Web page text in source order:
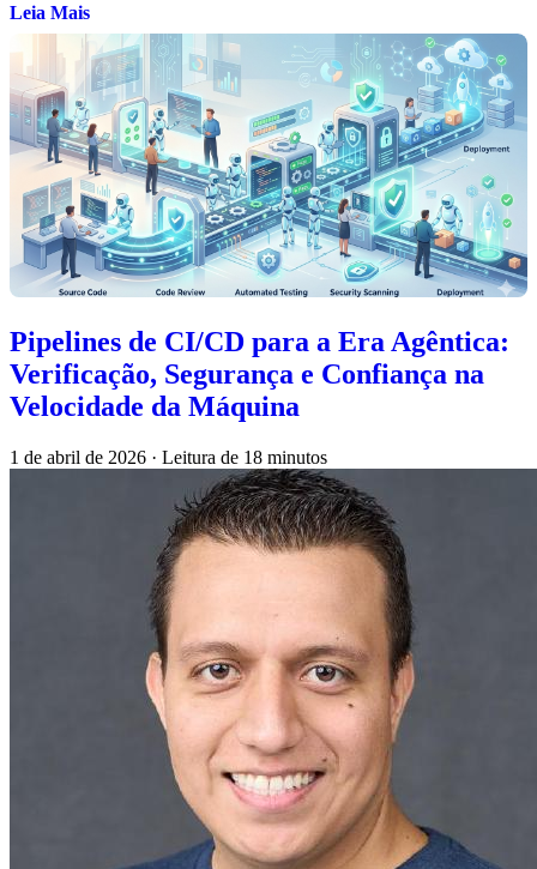
Leia Mais
Pipelines de CI/CD para a Era Agêntica:
Verificação, Segurança e Confiança na
Velocidade da Máquina
1 de abril de 2026 · Leitura de 18 minutos